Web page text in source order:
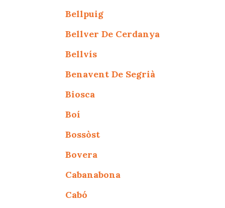
Bellpuig
Bellver De Cerdanya
Bellvís
Benavent De Segrià
Biosca
Boí
Bossòst
Bovera
Cabanabona
Cabó